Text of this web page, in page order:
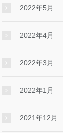
2022年5月
2022年4月
2022年3月
2022年1月
2021年12月